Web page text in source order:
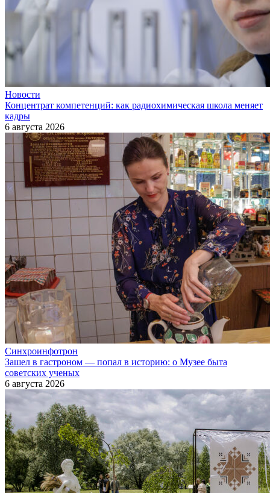
Новости
Концентрат компетенций: как радиохимическая школа меняет
кадры
6 августа 2026
Синхроинфотрон
Зашел в гастроном — попал в историю: о Музее быта
советских ученых
6 августа 2026